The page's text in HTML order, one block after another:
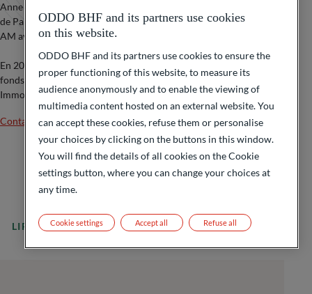
Anne est diplômée d’un Master Gestion financière de l’université
de Paris Panthéon Sorbonne et a débuté sa carrière chez Natixis
AM avant de rejoindre Cyril Finance en 2001.
En 2005, elle rejoint Oddo BHF Asset Management où elle gère les
fonds Oddo Valeurs Rendement et co-gère le fonds Oddo
Immobilier. En 2012, elle rejoint Oddo BHF Banque Privée.
Contacter l’auteur
LIRE LA SUITE Toutes nos actualités
ODDO BHF and its partners use cookies
on this website.
ODDO BHF and its partners use cookies to ensure the
proper functioning of this website, to measure its
audience anonymously and to enable the viewing of
multimedia content hosted on an external website. You
can accept these cookies, refuse them or personalise
your choices by clicking on the buttons in this window.
You will find the details of all cookies on the Cookie
settings button, where you can change your choices at
any time.
Cookie settings Refuse all
Accept all